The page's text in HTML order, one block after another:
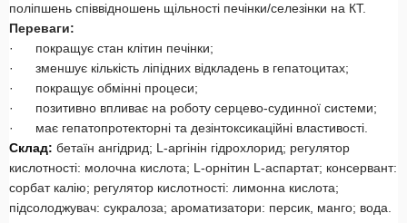
поліпшень співвідношень щільності печінки/селезінки на КТ.
Переваги:
· покращує стан клітин печінки;
· зменшує кількість ліпідних відкладень в гепатоцитах;
· покращує обмінні процеси;
· позитивно впливає на роботу серцево-судинної системи;
· має гепатопротекторні та дезінтоксикаційні властивості.
Склад: бетаїн ангідрид; L-аргінін гідрохлорид; регулятор
кислотності: молочна кислота; L-орнітин L-аспартат; консервант:
сорбат калію; регулятор кислотності: лимонна кислота;
підсолоджувач: сукралоза; ароматизатори: персик, манго; вода.